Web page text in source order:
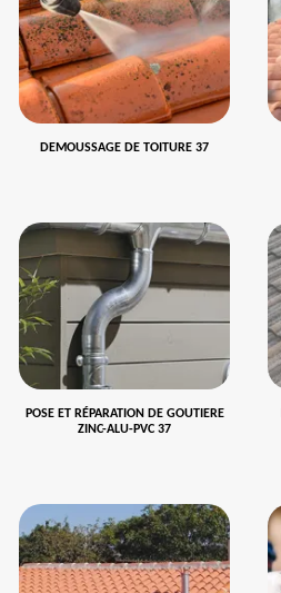
DEMOUSSAGE DE TOITURE 37
POSE ET RÉPARATION DE GOUTIERE
ZINC-ALU-PVC 37